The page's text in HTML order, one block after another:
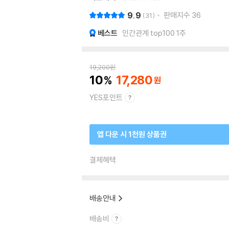
9.9 31 판매지수 36
베스트 인간관계 top100 1주
19,200원
10 17,280
YES포인트
앱 다운 시 1천원 상품권
결제혜택
배송안내
배송비